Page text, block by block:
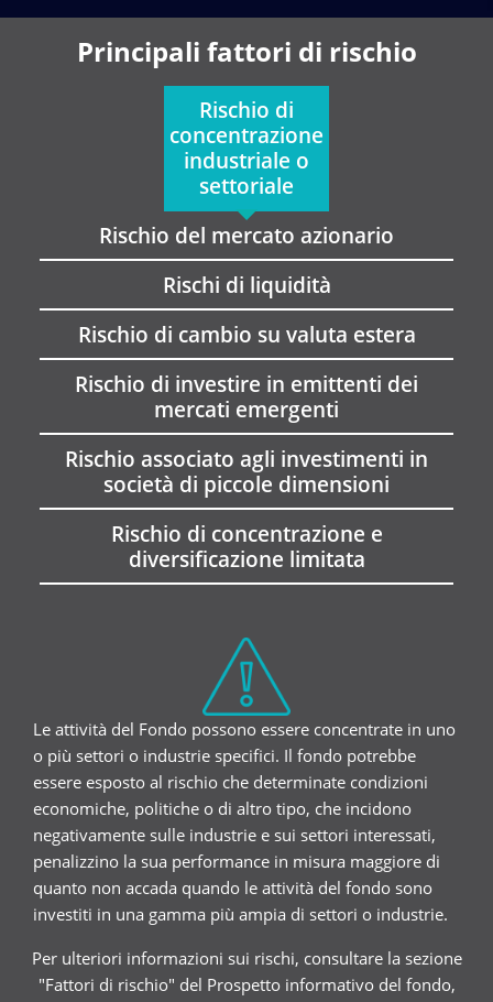
Principali fattori di rischio
Rischio di
concentrazione
industriale o
settoriale
Rischio del mercato azionario
Rischi di liquidità
Rischio di cambio su valuta estera
Rischio di investire in emittenti dei
mercati emergenti
Rischio associato agli investimenti in
società di piccole dimensioni
Rischio di concentrazione e
diversificazione limitata
Le attività del Fondo possono essere concentrate in uno
o più settori o industrie specifici. Il fondo potrebbe
essere esposto al rischio che determinate condizioni
economiche, politiche o di altro tipo, che incidono
negativamente sulle industrie e sui settori interessati,
penalizzino la sua performance in misura maggiore di
quanto non accada quando le attività del fondo sono
investiti in una gamma più ampia di settori o industrie.
Per ulteriori informazioni sui rischi, consultare la sezione
"Fattori di rischio" del Prospetto informativo del fondo,